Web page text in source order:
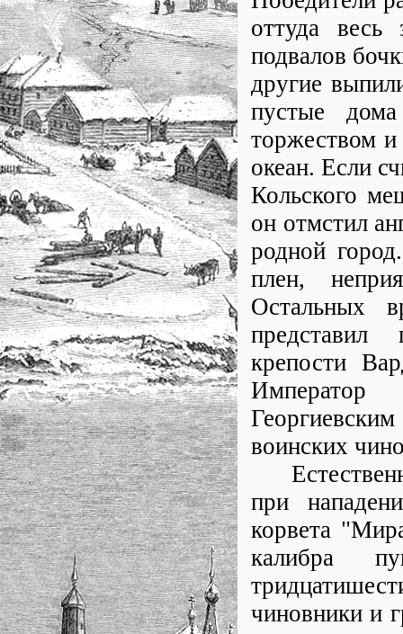
оттуда
подвалов
другие
пустые
торжеством
океан. Если
Кольского
он отмстил
родной
плен,
Остальных
представил
крепости
воинских
при
корвета
калибра
чиновники и